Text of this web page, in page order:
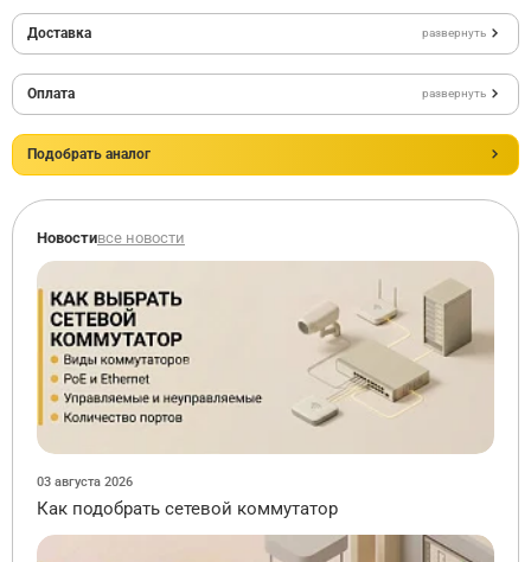
Доставка развернуть
Оплата развернуть
Подобрать аналог
Новостивсе новости
03 августа 2026
Как подобрать сетевой коммутатор